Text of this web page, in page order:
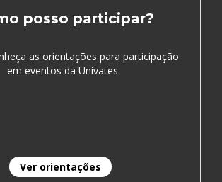
posso participar?
as orientações para participação
em eventos da Univates.
Ver orientações